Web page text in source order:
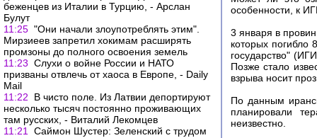
беженцев из Италии в Турцию, - Арслан
Булут
11:25 "Они начали злоупотреблять этим".
Мирзиеев запретил хокимам расширять
промзоны до полного освоения земель
11:23 Слухи о войне России и НАТО
призваны отвлечь от хаоса в Европе, - Daily
Mail
11:22
В чисто поле. Из Латвии депортируют
несколько тысяч постоянно проживающих
там русских, - Виталий Лекомцев
11:21
Саймон Шустер: Зеленский с трудом
особенности, к
3 января в
которых погибло
государство"
Позже стало
взрыва носит
По данным
планировали
неизвестно.